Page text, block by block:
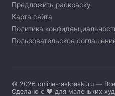
Предложить раскраску
Карта сайта
Политика
Пользовательское
© 2026 online-raskraski.ru —
Сделано с ❤️ для маленьких